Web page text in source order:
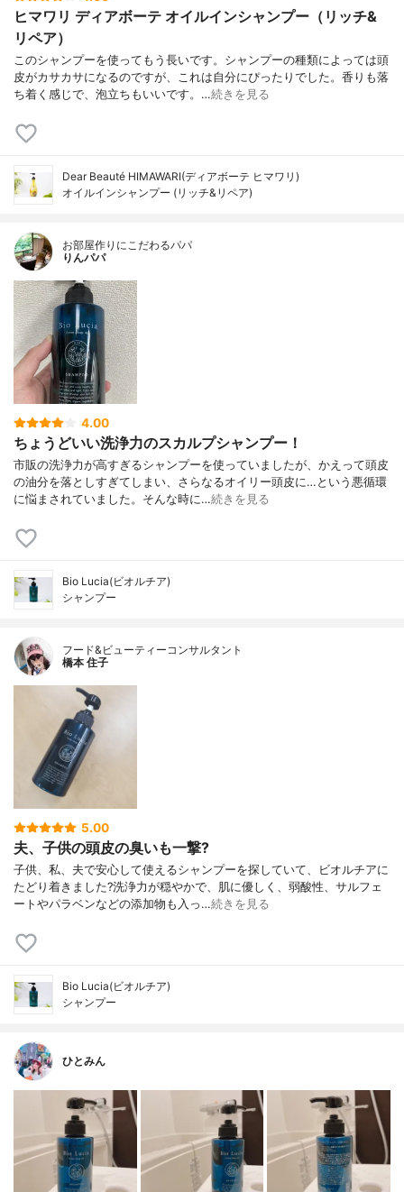
ヒマワリ ディアボーテ オイルインシャンプー（リッチ&
リペア）
このシャンプーを使ってもう長いです。シャンプーの種類によっては頭
皮がカサカサになるのですが、これは自分にぴったりでした。香りも落
ち着く感じで、泡立ちもいいです。…続きを見る
Dear Beauté HIMAWARI(ディアボーテ ヒマワリ)
オイルインシャンプー (リッチ&リペア)
お部屋作りにこだわるパパ
りんパパ
4.00
ちょうどいい洗浄力のスカルプシャンプー！
市販の洗浄力が高すぎるシャンプーを使っていましたが、かえって頭皮
の油分を落としすぎてしまい、さらなるオイリー頭皮に…という悪循環
に悩まされていました。そんな時に…続きを見る
Bio Lucia(ビオルチア)
シャンプー
フード&ビューティーコンサルタント
橋本 住子
5.00
夫、子供の頭皮の臭いも一撃?
子供、私、夫で安心して使えるシャンプーを探していて、ビオルチアに
たどり着きました?洗浄力が穏やかで、肌に優しく、弱酸性、サルフェ
ートやパラベンなどの添加物も入っ…続きを見る
Bio Lucia(ビオルチア)
シャンプー
ひとみん